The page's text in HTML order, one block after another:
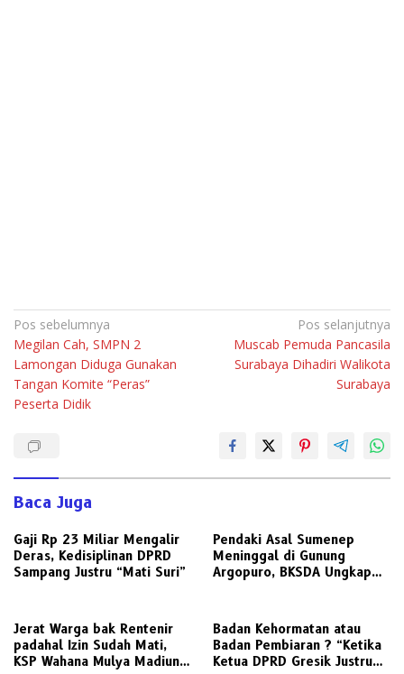
Navigasi
pos
Pos sebelumnya
Megilan Cah, SMPN 2
Lamongan Diduga Gunakan
Tangan Komite “Peras”
Peserta Didik
Pos selanjutnya
Muscab Pemuda Pancasila
Surabaya Dihadiri Walikota
Surabaya
Baca Juga
Gaji Rp 23 Miliar Mengalir
Deras, Kedisiplinan DPRD
Sampang Justru “Mati Suri”
Pendaki Asal Sumenep
Meninggal di Gunung
Argopuro, BKSDA Ungkap
Jerat Warga bak Rentenir
padahal Izin Sudah Mati,
KSP Wahana Mulya Madiun
Badan Kehormatan atau
Badan Pembiaran ? “Ketika
Ketua DPRD Gresik Justru